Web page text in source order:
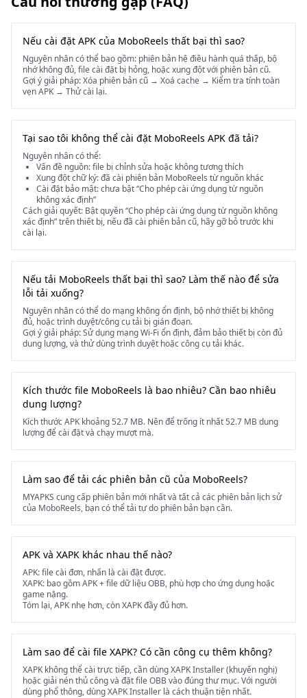
Nếu cài đặt APK của MoboReels thất bại thì sao?
Nguyên nhân có thể bao gồm: phiên bản hệ điều hành quá thấp, bộ
nhớ không đủ, file cài đặt bị hỏng, hoặc xung đột với phiên bản cũ.
Gợi ý giải pháp: Xóa phiên bản cũ → Xoá cache → Kiểm tra tính toàn
vẹn APK → Thử cài lại.
Tại sao tôi không thể cài đặt MoboReels APK đã tải?
Nguyên nhân có thể:
Vấn đề nguồn: file bị chỉnh sửa hoặc không tương thích
Xung đột chữ ký: đã cài phiên bản MoboReels từ nguồn khác
Cài đặt bảo mật: chưa bật “Cho phép cài ứng dụng từ nguồn
không xác định”
Cách giải quyết: Bật quyền “Cho phép cài ứng dụng từ nguồn không
xác định” trên thiết bị, nếu đã cài phiên bản cũ, hãy gỡ bỏ trước khi
cài lại.
Nếu tải MoboReels thất bại thì sao? Làm thế nào để sửa
lỗi tải xuống?
Nguyên nhân có thể do mạng không ổn định, bộ nhớ thiết bị không
đủ, hoặc trình duyệt/công cụ tải bị gián đoạn.
Gợi ý giải pháp: Sử dụng mạng Wi-Fi ổn định, đảm bảo thiết bị còn đủ
dung lượng, và thử dùng trình duyệt hoặc công cụ tải khác.
Kích thước file MoboReels là bao nhiêu? Cần bao nhiêu
dung lượng?
Kích thước APK khoảng 52.7 MB. Nên để trống ít nhất 52.7 MB dung
lượng để cài đặt và chạy mượt mà.
Làm sao để tải các phiên bản cũ của MoboReels?
MYAPKS cung cấp phiên bản mới nhất và tất cả các phiên bản lịch sử
của MoboReels, bạn có thể tải tự do phiên bản bạn cần.
APK và XAPK khác nhau thế nào?
APK: file cài đơn, nhấn là cài đặt được.
XAPK: bao gồm APK + file dữ liệu OBB, phù hợp cho ứng dụng hoặc
game nặng.
Tóm lại, APK nhẹ hơn, còn XAPK đầy đủ hơn.
Làm sao để cài file XAPK? Có cần công cụ thêm không?
XAPK không thể cài trực tiếp, cần dùng XAPK Installer (khuyến nghị)
hoặc giải nén thủ công và đặt file OBB vào đúng thư mục. Với người
dùng phổ thông, dùng XAPK Installer là cách thuận tiện nhất.